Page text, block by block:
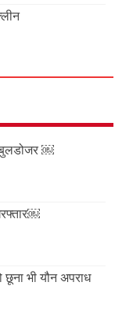
बुलडोजर ￼
भी यौन अपराध